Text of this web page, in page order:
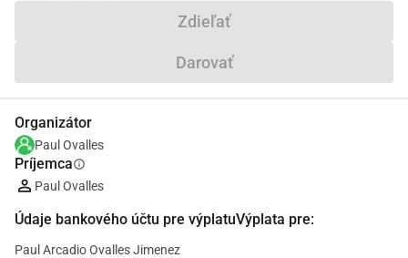
Zdieľať
Darovať
Organizátor
Paul Ovalles
Príjemcainfo
Paul Ovalles
Údaje bankového účtu pre výplatuVýplata pre:
Paul Arcadio Ovalles Jimenez